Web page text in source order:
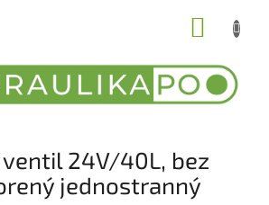
24V/40L, bez
jednostranný